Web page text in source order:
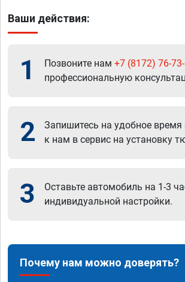
Ваши действия:
1 Позвоните нам +7 (8172) 76-
профессиональную
2
Запишитесь на удобное время
к нам в сервис на установку
3
Оставьте автомобиль на 1-3
индивидуальной настройки.
Почему нам можно доверять?